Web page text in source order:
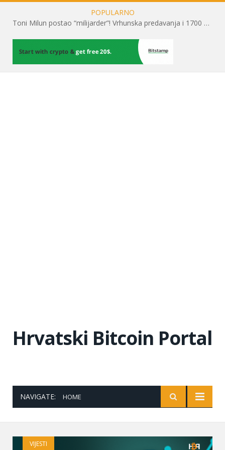
POPULARNO
Toni Milun postao “milijarder”! Vrhunska predavanja i 1700 posjetitelja obilježili su mjesec financijske pismenosti
Hrvatski Bitcoin Portal
NAVIGATE: HOME
VIJESTI